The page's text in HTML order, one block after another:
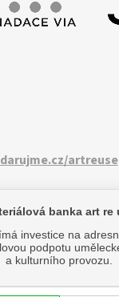
darujme.cz/artreuse